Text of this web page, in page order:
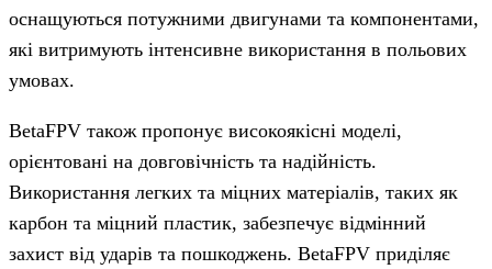
оснащуються потужними двигунами та компонентами,
які витримують інтенсивне використання в польових
умовах.
BetaFPV також пропонує високоякісні моделі,
орієнтовані на довговічність та надійність.
Використання легких та міцних матеріалів, таких як
карбон та міцний пластик, забезпечує відмінний
захист від ударів та пошкоджень. BetaFPV приділяє